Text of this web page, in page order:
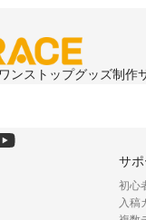
ンストップグッズ制作
サポ
初心
入稿